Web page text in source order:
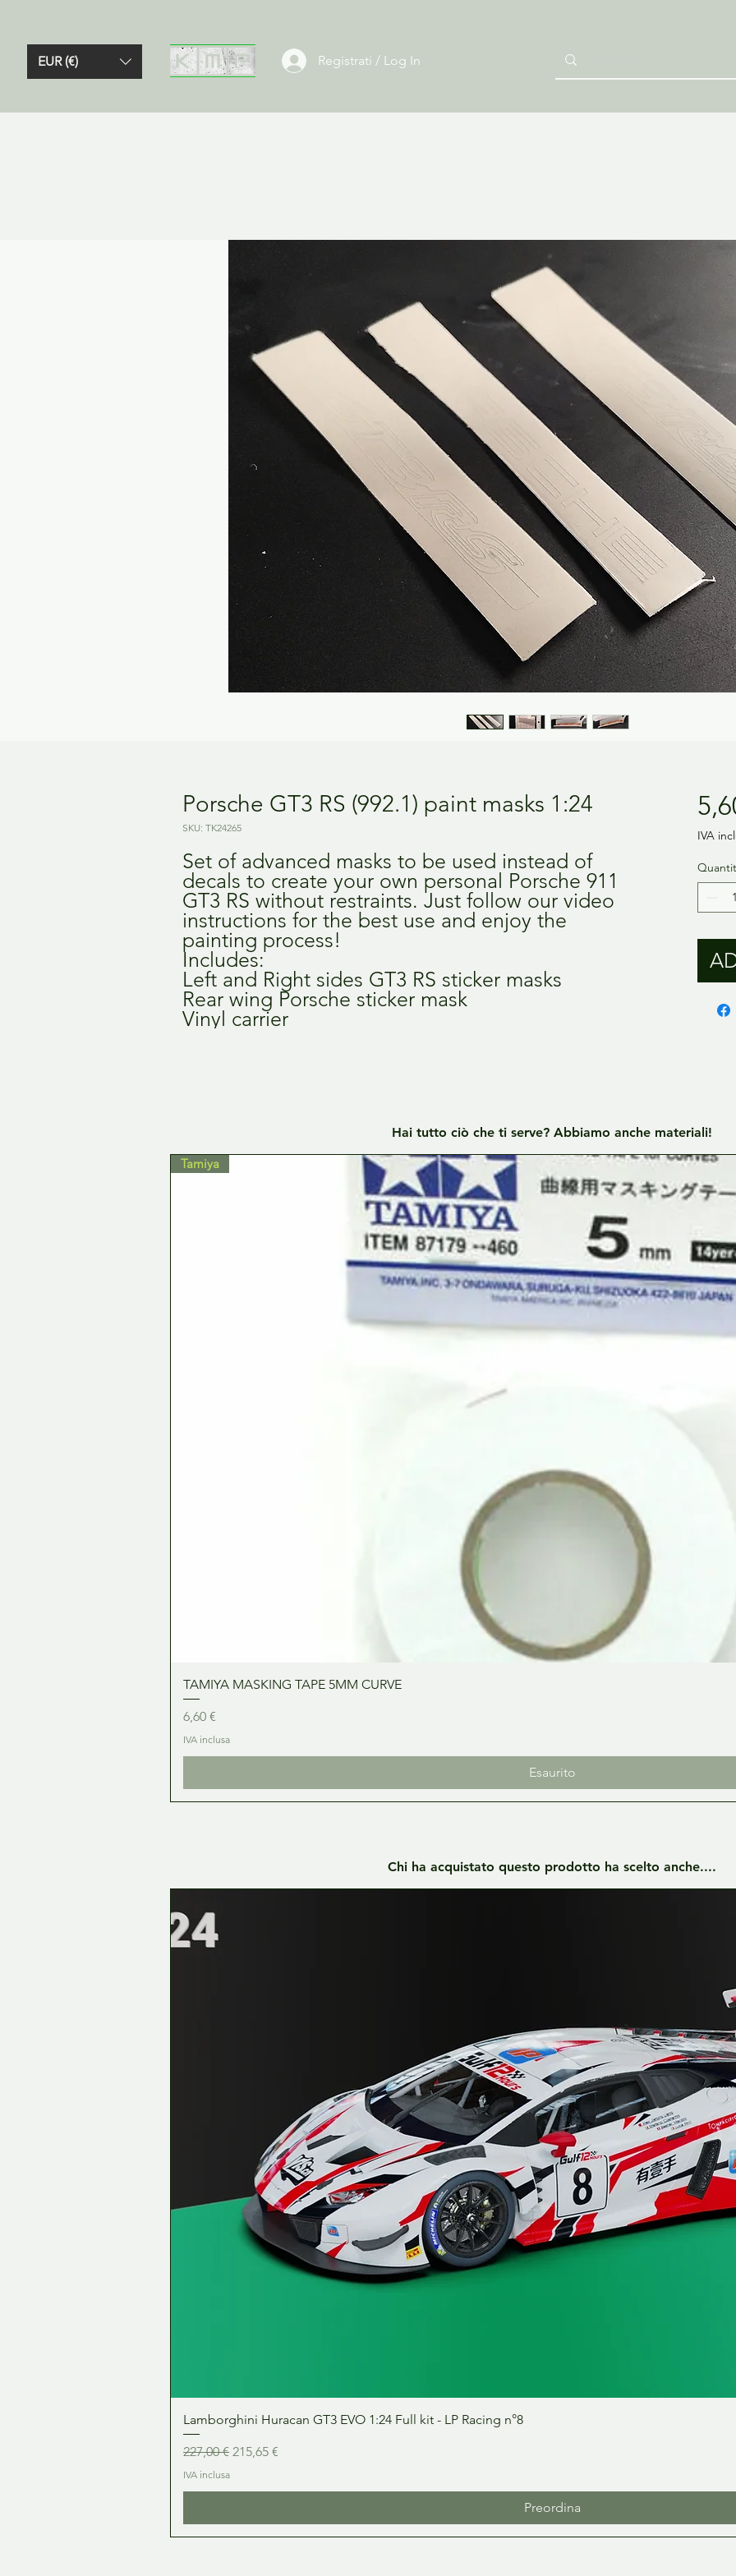
EUR (€) Registrati / Log In
Porsche GT3 RS (992.1) paint masks 1:24
SKU: TK24265
Set of advanced masks to be used instead of
decals to create your own personal Porsche 911
GT3 RS without restraints. Just follow our video
instructions for the best use and enjoy the
painting process!
Includes:
Left and Right sides GT3 RS sticker masks
Rear wing Porsche sticker mask
Vinyl carrier
IVA
Hai tutto ciò che ti serve? Abbiamo anche materiali!
Tamiya
TAMIYA MASKING TAPE 5MM CURVE
Prezzo
6,60 €
IVA inclusa
Esaurito
Chi ha acquistato questo prodotto ha scelto anche....
Vista rapida
Lamborghini Huracan GT3 EVO 1:24 Full kit - LP Racing n°8
Prezzo regolare
227,00 € Prezzo scontato
215,65 €
IVA inclusa
Preordina